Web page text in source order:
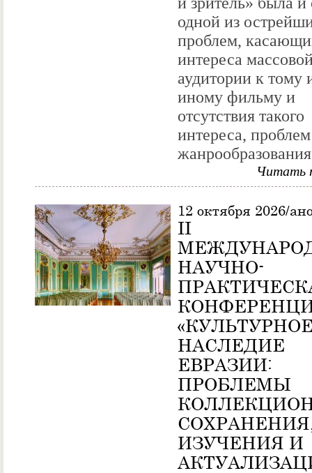
одной из
проблем,
интереса
аудитории к тому
иному фильму и
отсутствия такого
интереса, проблем
Читать
12 октября 2026/
II
НАУЧНО-
НАСЛЕДИЕ
ЕВРАЗИИ:
ПРОБЛЕМЫ
ИЗУЧЕНИЯ И